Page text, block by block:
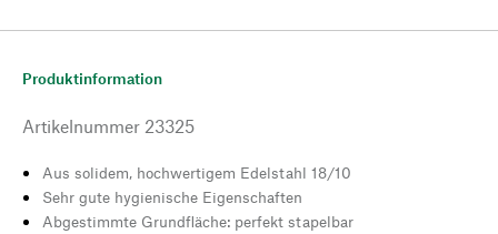
Produktinformation
Artikelnummer 23325
Aus solidem, hochwertigem Edelstahl 18/10
Sehr gute hygienische Eigenschaften
Abgestimmte Grundfläche: perfekt stapelbar